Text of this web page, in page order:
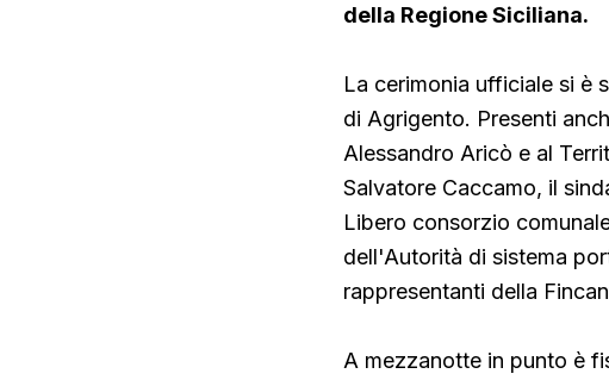
della Regione Siciliana.
La cerimonia ufficiale si è
di Agrigento. Presenti
Alessandro Aricò e al
Salvatore Caccamo, il
Libero consorzio
dell'Autorità di sistema
rappresentanti della
A mezzanotte in punto è